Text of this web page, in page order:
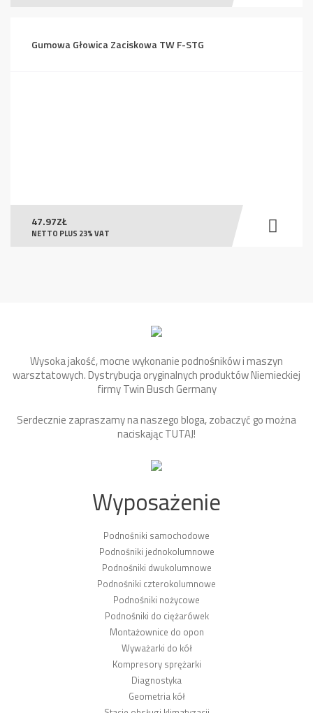
Gumowa Głowica Zaciskowa TW F-STG
47.97ZŁ
NETTO PLUS 23% VAT
Wysoka jakość, mocne wykonanie podnośników i maszyn
warsztatowych. Dystrybucja oryginalnych produktów Niemieckiej
firmy Twin Busch Germany
Serdecznie zapraszamy na naszego bloga, zobaczyć go można
naciskającTUTAJ!
Wyposażenie
Podnośniki samochodowe
Podnośniki jednokolumnowe
Podnośniki dwukolumnowe
Podnośniki czterokolumnowe
Podnośniki nożycowe
Podnośniki do ciężarówek
Montażownice do opon
Wyważarki do kół
Kompresory sprężarki
Diagnostyka
Geometria kół